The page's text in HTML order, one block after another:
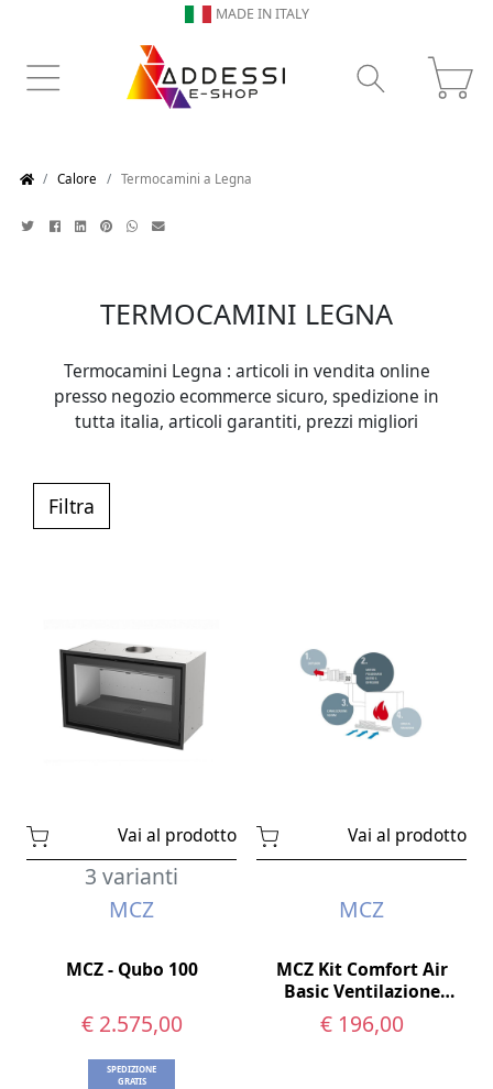
Calore Termocamini a Legna
TERMOCAMINI LEGNA
Termocamini Legna : articoli in vendita online
presso negozio ecommerce sicuro, spedizione in
tutta italia, articoli garantiti, prezzi migliori
Filtra
Vai al prodotto
3 varianti
MCZ
MCZ - Qubo 100
€ 2.575,00
SPEDIZIONE
GRATIS
Vai al prodotto
MCZ
MCZ Kit Comfort Air
Basic Ventilazione
Naturale
€ 196,00